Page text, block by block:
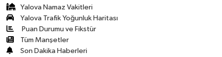
Yalova Namaz Vakitleri
Yalova Trafik Yoğunluk Haritası
Puan Durumu ve Fikstür
Tüm Manşetler
Son Dakika Haberleri